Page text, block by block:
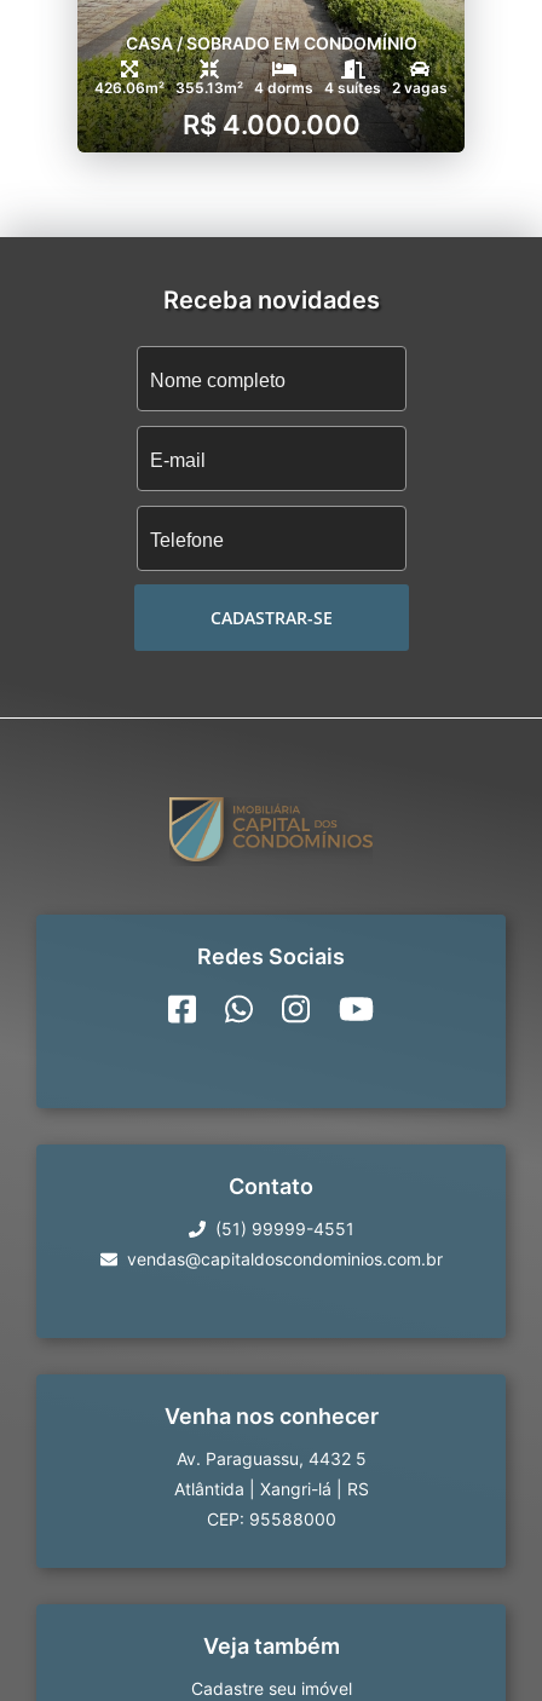
CASA / SOBRADO EM CONDOMÍNIO
426.06m² 355.13m² 4 dorms 4 suítes 2 vagas
R$ 4.000.000
Receba novidades
CADASTRAR-SE
Redes Sociais
Contato
(51) 99999-4551
vendas@capitaldoscondominios.com.br
Venha nos conhecer
Av. Paraguassu, 4432 5
Atlântida
Xangri-lá
RS
CEP: 95588000
Veja também
Cadastre seu imóvel